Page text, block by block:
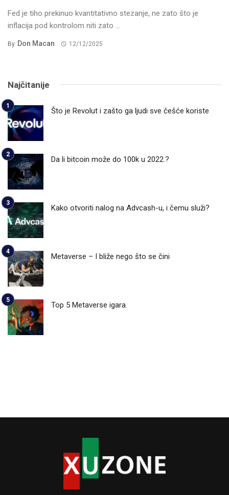
Fed je tiho prekinuo kvantitativno stezanje, ne zato što je
inflacija pod kontrolom niti zato ...
By Don Macan 12/12/2025
Najčitanije
Što je Revolut i zašto ga ljudi sve češće koriste
Da li bitcoin može do 100k u 2022.?
Kako otvoriti nalog na Advcash-u, i čemu služi?
Metaverse – I bliže nego što se čini
Top 5 Metaverse igara.